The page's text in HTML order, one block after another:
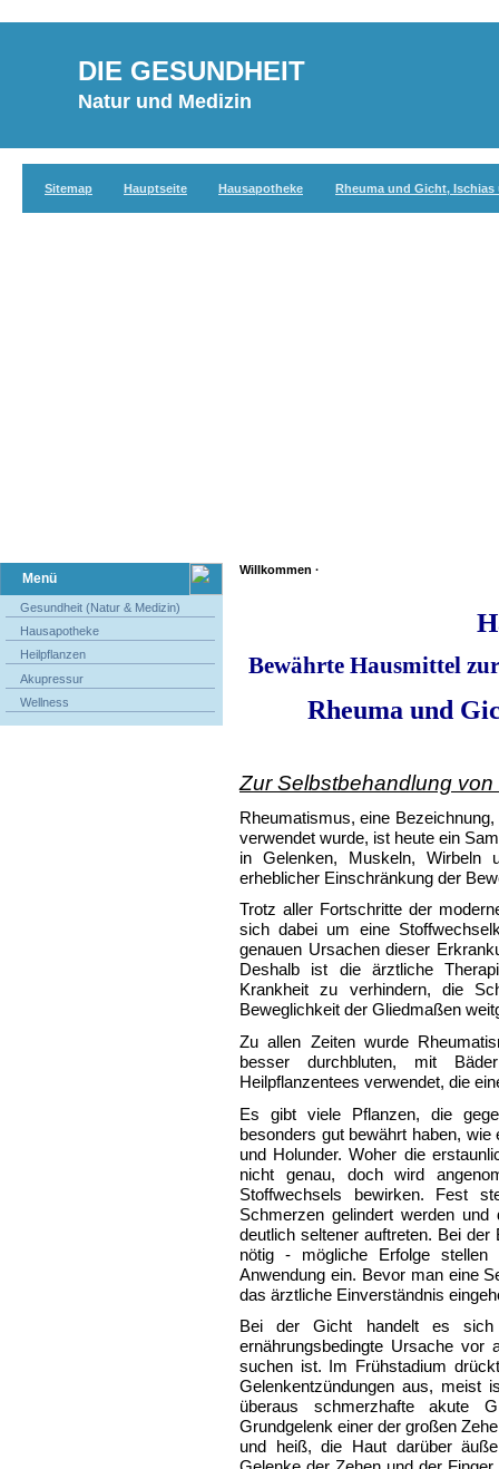
DIE GESUNDHEIT
Natur und Medizin
Sitemap Hauptseite Hausapotheke Rheuma und Gicht, Ischias
Menü
Gesundheit (Natur & Medizin)
Hausapotheke
Heilpflanzen
Akupressur
Wellness
Willkommen ·
Bewährte Hausmittel
Rheuma und
Zur Selbstbehandlung
Rheumatismus, eine
verwendet wurde, ist heute ein
in Gelenken, Muskeln, Wirbeln
erheblicher Einschränkung der
Trotz aller Fortschritte der
sich dabei um eine
genauen Ursachen dieser
Deshalb ist die ärztliche
Krankheit zu verhindern, die
Beweglichkeit der Gliedmaßen
Zu allen Zeiten wurde
besser durchbluten, mit
Heilpflanzentees verwendet, die
Es gibt viele Pflanzen, die
besonders gut bewährt haben,
und Holunder. Woher die
nicht genau, doch wird
Stoffwechsels bewirken. Fest
Schmerzen gelindert werden
deutlich seltener auftreten. Bei
nötig - mögliche Erfolge
Anwendung ein. Bevor man eine
das ärztliche Einverständnis
Bei der Gicht handelt es sich
ernährungsbedingte Ursache
suchen ist. Im Frühstadium
Gelenkentzündungen aus, meist
überaus schmerzhafte akute
Grundgelenk einer der großen
und heiß, die Haut darüber